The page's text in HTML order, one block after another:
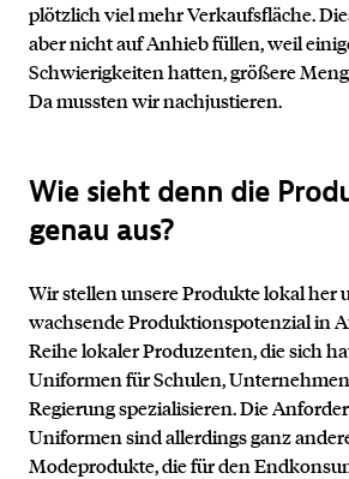
plötzlich viel mehr Verkaufsfläche.
aber nicht auf Anhieb füllen, weil
Schwierigkeiten hatten, größere
Da mussten wir nachjustieren.
Wie sieht denn die
genau aus?
Wir stellen unsere Produkte lokal her
wachsende Produktionspotenzial in
Reihe lokaler Produzenten, die sich
Uniformen für Schulen,
Regierung spezialisieren. Die
Uniformen sind allerdings ganz
Modeprodukte, die für den